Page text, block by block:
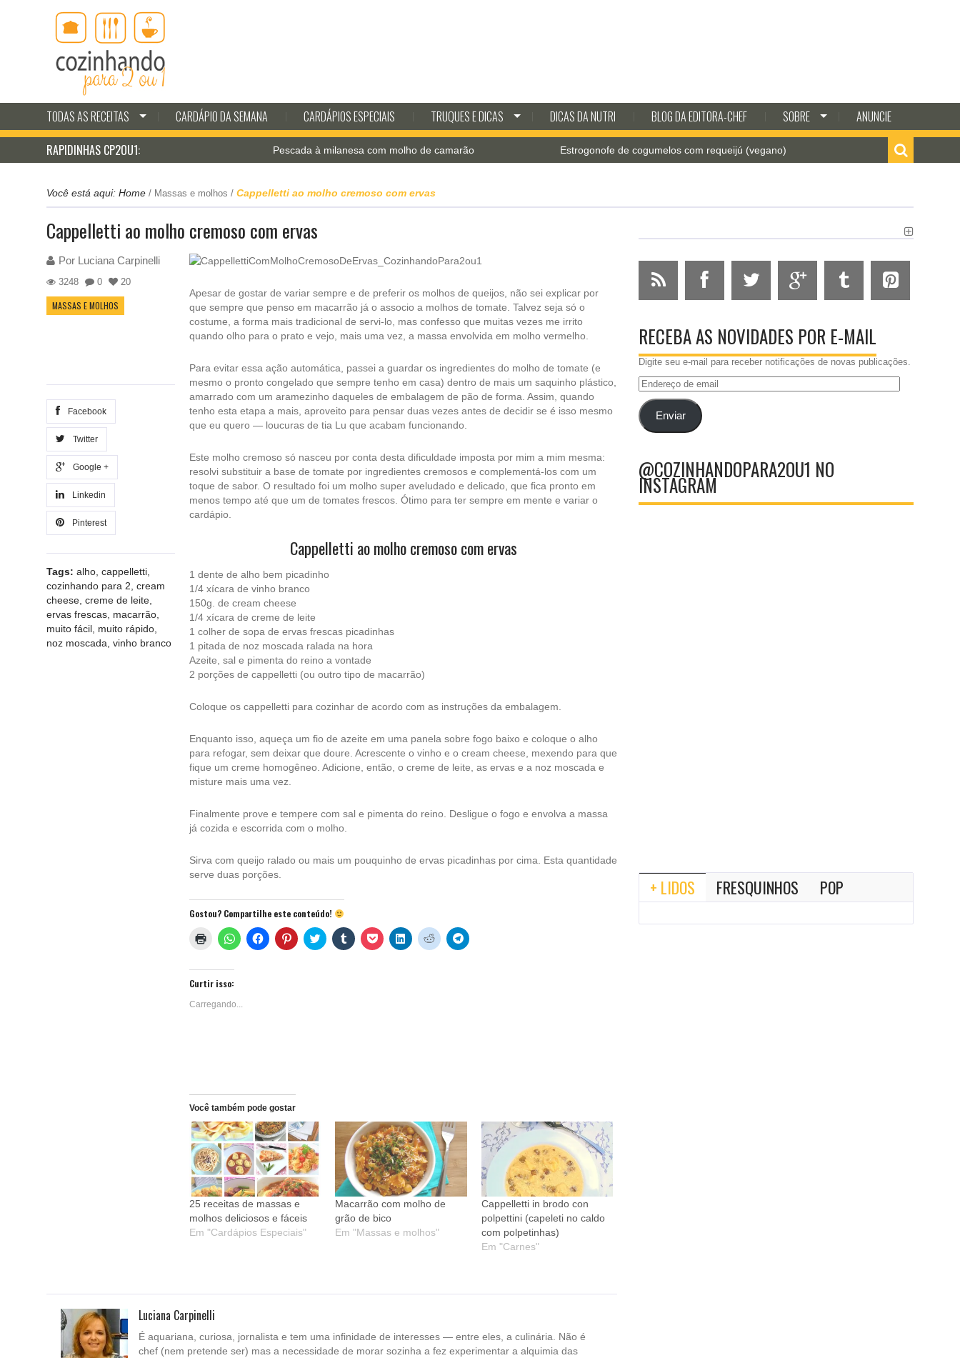
TODAS AS RECEITAS CARDÁPIO DA SEMANA CARDÁPIOS ESPECIAIS TRUQUES E DICAS DICAS DA NUTRI BLOG DA EDITORA-CHEF SOBRE
ANUNCIE
RAPIDINHAS CP2OU1:
Pescada à milanesa com molho de camarão Estrogonofe de cogumelos com requeijú (vegano) Como fazer batata frita
Você está aqui: Home / Massas e molhos / Cappelletti ao molho cremoso com ervas
Cappelletti ao molho cremoso com ervas
Por Luciana Carpinelli
3248 0 20
MASSAS E MOLHOS
Facebook
Twitter
Google +
Linkedin
Pinterest
Tags: alho cappelletti
cozinhando para 2 cream
cheese creme de leite
ervas frescas macarrão
muito fácil muito rápido
noz moscada vinho branco
Apesar de gostar de variar sempre e de preferir os molhos de queijos, não sei explicar por
que sempre que penso em macarrão já o associo a molhos de tomate. Talvez seja só o
costume, a forma mais tradicional de servi-lo, mas confesso que muitas vezes me irrito
quando olho para o prato e vejo, mais uma vez, a massa envolvida em molho vermelho.
Para evitar essa ação automática, passei a guardar os ingredientes do molho de tomate (e
mesmo o pronto congelado que sempre tenho em casa) dentro de mais um saquinho plástico,
amarrado com um aramezinho daqueles de embalagem de pão de forma. Assim, quando
tenho esta etapa a mais, aproveito para pensar duas vezes antes de decidir se é isso mesmo
que eu quero — loucuras de tia Lu que acabam funcionando.
Este molho cremoso só nasceu por conta desta dificuldade imposta por mim a mim mesma:
resolvi substituir a base de tomate por ingredientes cremosos e complementá-los com um
toque de sabor. O resultado foi um molho super aveludado e delicado, que fica pronto em
menos tempo até que um de tomates frescos. Ótimo para ter sempre em mente e variar o
cardápio.
Cappelletti ao molho cremoso com ervas
1 dente de alho bem picadinho
1/4 xícara de vinho branco
150g. de cream cheese
1/4 xícara de creme de leite
1 colher de sopa de ervas frescas picadinhas
1 pitada de noz moscada ralada na hora
Azeite, sal e pimenta do reino a vontade
2 porções de cappelletti (ou outro tipo de macarrão)
Coloque os cappelletti para cozinhar de acordo com as instruções da embalagem.
Enquanto isso, aqueça um fio de azeite em uma panela sobre fogo baixo e coloque o alho
para refogar, sem deixar que doure. Acrescente o vinho e o cream cheese, mexendo para que
fique um creme homogêneo. Adicione, então, o creme de leite, as ervas e a noz moscada e
misture mais uma vez.
Finalmente prove e tempere com sal e pimenta do reino. Desligue o fogo e envolva a massa
já cozida e escorrida com o molho.
Sirva com queijo ralado ou mais um pouquinho de ervas picadinhas por cima. Esta quantidade
serve duas porções.
Gostou? Compartilhe este conteúdo!
Clique
para
nova
janela)
Clique
para
Clique
para
Clique
para
Clique
para
Clique
para
Clique
para
Clique
para
Clique
para
Clique
para
Curtir isso:
Carregando...
Você também pode gostar
25 receitas de massas e
molhos deliciosos e fáceis
Em "Cardápios Especiais"
Macarrão com molho de
grão de bico
Em "Massas e molhos"
Cappelletti in brodo con
polpettini (capeleti no caldo
com polpetinhas)
Em "Carnes"
Luciana Carpinelli
É aquariana, curiosa, jornalista e tem uma infinidade de interesses — entre eles, a culinária. Não é
chef (nem pretende ser) mas a necessidade de morar sozinha a fez experimentar a alquimia das
RECEBA AS NOVIDADES POR E-MAIL
Digite seu e-mail para receber notificações de novas publicações.
Endereço
emailEnviar
@COZINHANDOPARA2OU1 NO
INSTAGRAM
+ LIDOS FRESQUINHOS POP